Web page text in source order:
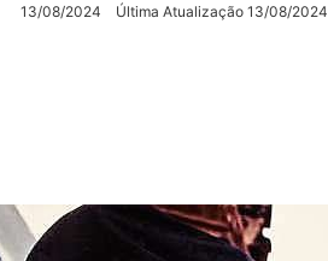
13/08/2024 Última Atualização 13/08/2024